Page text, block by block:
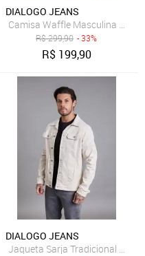
Preto em Poliéster Dialogo
DIALOGO JEANS
Camisa Waffle Masculina
R$299,90 - 33%
R$ 199,90
Dialogo Jeans Verde
DIALOGO JEANS